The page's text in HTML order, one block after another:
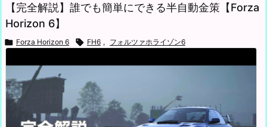

【完全解説】誰でも簡単にできる半自動金策【Forza
Horizon 6】
 Forza Horizon 6  FH6 , フォルツァホライゾン6